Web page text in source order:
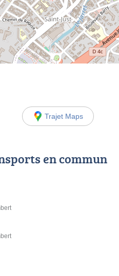
Trajet Maps
en commun